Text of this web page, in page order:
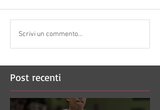
Scrivi un commento...
Post recenti